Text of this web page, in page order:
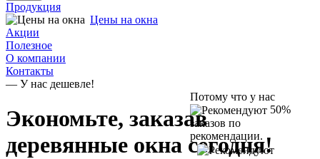
Продукция
Цены на окна
Акции
Полезное
О компании
Контакты
— У нас дешевле!
Потому что у нас
50%
заказов по
рекомендации.
Экономьте, заказав
деревянные окна сегодня!